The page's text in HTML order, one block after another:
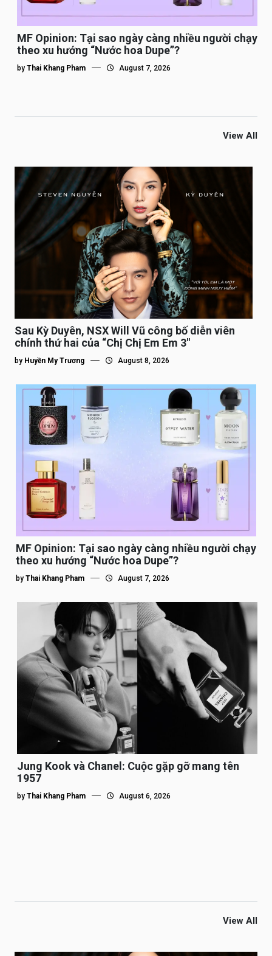
MF Opinion: Tại sao ngày càng nhiều người chạy
theo xu hướng “Nước hoa Dupe”?
by Thai Khang Pham August 7, 2026
View All
Sau Kỳ Duyên, NSX Will Vũ công bố diễn viên
chính thứ hai của “Chị Chị Em Em 3″
by Huyền My Trương August 8, 2026
MF Opinion: Tại sao ngày càng nhiều người chạy
theo xu hướng “Nước hoa Dupe”?
by Thai Khang Pham August 7, 2026
Jung Kook và Chanel: Cuộc gặp gỡ mang tên
1957
by Thai Khang Pham August 6, 2026
View All